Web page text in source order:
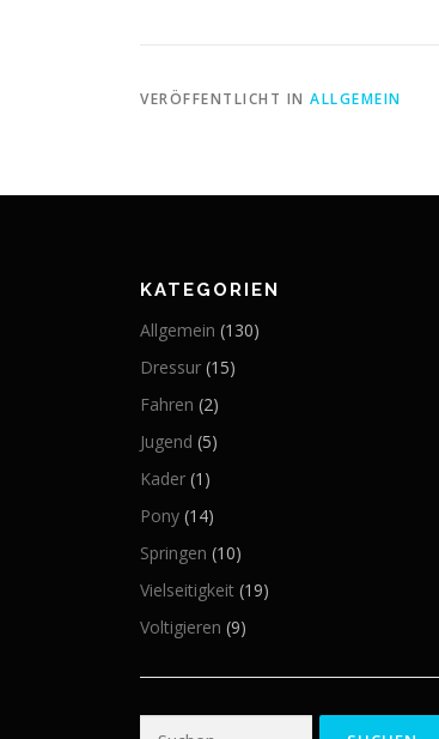
VERÖFFENTLICHT IN ALLGEMEIN
KATEGORIEN
Allgemein (130)
Dressur (15)
Fahren (2)
Jugend (5)
Kader (1)
Pony (14)
Springen (10)
Vielseitigkeit (19)
Voltigieren (9)